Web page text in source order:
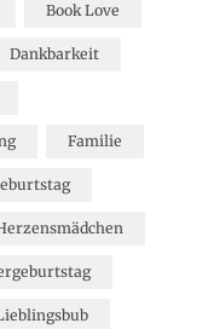
Book Love
Dankbarkeit
Familie